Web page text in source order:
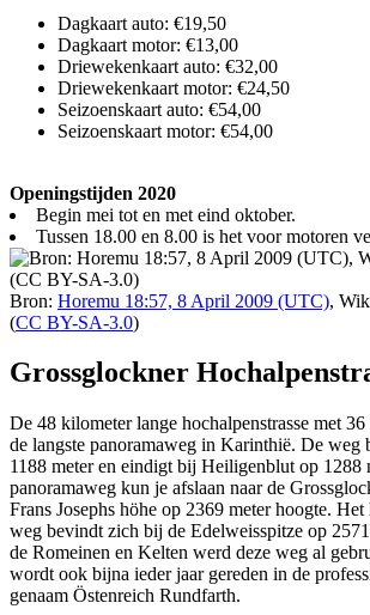
Dagkaart auto: €19,50
Dagkaart motor: €13,00
Driewekenkaart auto: €32,00
Driewekenkaart motor: €24,50
Seizoenskaart auto: €54,00
Seizoenskaart motor: €54,00
Openingstijden 2020
Begin mei tot en met eind oktober.
Tussen 18.00 en 8.00 is het voor motoren
Bron: Horemu 18:57, 8 April 2009 (UTC),
(CC BY-SA-3.0)
Grossglockner
De 48 kilometer lange hochalpenstrasse met
de langste panoramaweg in Karinthië. De weg
1188 meter en eindigt bij Heiligenblut op 1288
panoramaweg kun je afslaan naar de
Frans Josephs höhe op 2369 meter hoogte.
weg bevindt zich bij de Edelweisspitze op
de Romeinen en Kelten werd deze weg al
wordt ook bijna ieder jaar gereden in de
genaam Östenreich Rundfarth.